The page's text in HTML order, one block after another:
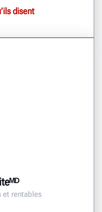
disent
et rentables